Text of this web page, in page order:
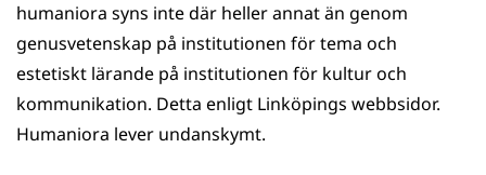
humaniora syns inte där heller annat än genom
genusvetenskap på institutionen för tema och
estetiskt lärande på institutionen för kultur och
kommunikation. Detta enligt Linköpings webbsidor.
Humaniora lever undanskymt.